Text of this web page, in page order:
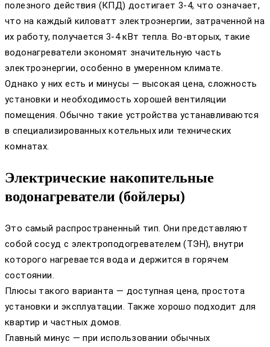
полезного действия (КПД) достигает 3-4, что означает,
что на каждый киловатт электроэнергии, затраченной на
их работу, получается 3-4 кВт тепла. Во-вторых, такие
водонагреватели экономят значительную часть
электроэнергии, особенно в умеренном климате.
Однако у них есть и минусы — высокая цена, сложность
установки и необходимость хорошей вентиляции
помещения. Обычно такие устройства устанавливаются
в специализированных котельных или технических
комнатах.
Электрические накопительные
водонагреватели (бойлеры)
Это самый распространенный тип. Они представляют
собой сосуд с электроподогревателем (ТЭН), внутри
которого нагревается вода и держится в горячем
состоянии.
Плюсы такого варианта — доступная цена, простота
установки и эксплуатации. Также хорошо подходит для
квартир и частных домов.
Главный минус — при использовании обычных